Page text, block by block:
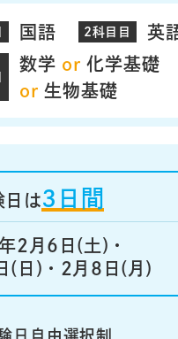
国語 2科目目 英
数学 or 化学基礎
or 生物基礎
日は3日間
2月6日(土)・
(日)・2月8日(月)
日自由選択制